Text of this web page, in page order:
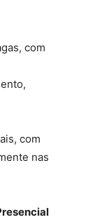
com
com
nas